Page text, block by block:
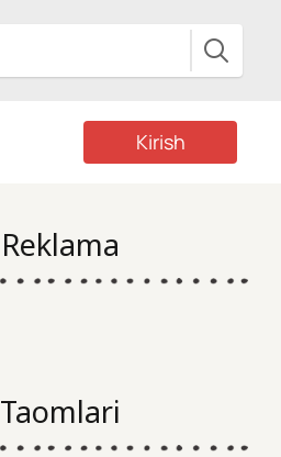
Kirish
Reklama
Taomlari